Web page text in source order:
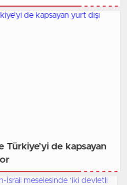
Türkiye’yi de kapsayan